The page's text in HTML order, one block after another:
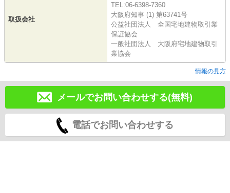
取扱会社
TEL:06-6398-7360
大阪府知事 (1) 第63741号
公益社団法人 全国宅地建物取引業
保証協会
一般社団法人 大阪府宅地建物取引
業協会
情報の見方
メールでお問い合わせする(無料)
電話でお問い合わせする